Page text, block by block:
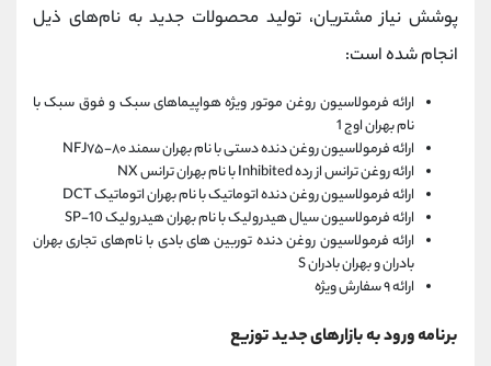
پوشش نیاز مشتریان، تولید محصولات جدید به نام‌های ذیل
انجام شده است:
ارائه فرمولاسیون روغن موتور ویژه هواپیماهای سبک و فوق سبک با
نام بهران اوج 1
ارائه فرمولاسیون روغن دنده دستی با نام بهران سمند ۸۰-NFJ۷۵
ارائه روغن ترانس از رده Inhibited با نام بهران ترانس NX
ارائه فرمولاسیون روغن دنده اتوماتیک با نام بهران اتوماتیک DCT
ارائه فرمولاسیون سیال هیدرولیک با نام بهران هیدرولیک SP-10
ارائه فرمولاسیون روغن دنده توربین های بادی با نام‌های تجاری بهران
بادران و بهران بادران S
ارائه ۹ سفارش ویژه
برنامه ورود به بازارهای جدید توزیع